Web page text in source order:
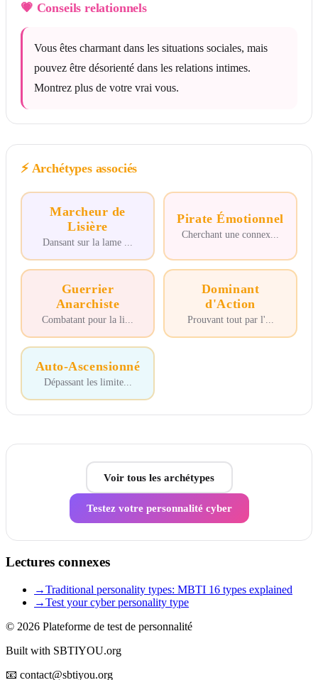
💗 Conseils relationnels
Vous êtes charmant dans les situations sociales, mais
pouvez être désorienté dans les relations intimes.
Montrez plus de votre vrai vous.
⚡ Archétypes associés
Marcheur de
Lisière
Dansant sur la lame
Pirate Émotionnel
Cherchant une connex...
Guerrier
Anarchiste
Combatant pour la li
Dominant
d'Action
Prouvant tout par l'
Auto-Ascensionné
Dépassant les limite...
Voir tous les archétypes
Testez votre personnalité cyber
Lectures connexes
→Traditional personality types: MBTI 16 types explained
→Test your cyber personality type
© 2026 Plateforme de test de personnalité
Built with SBTIYOU.org
📧 contact@sbtiyou.org